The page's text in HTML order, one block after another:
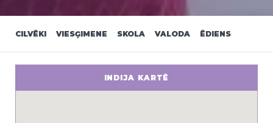
CILVĒKI VIESĢIMENE SKOLA VALODA ĒDIENS
INDIJA KARTĒ